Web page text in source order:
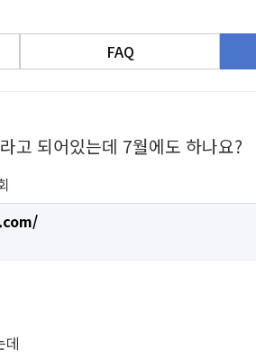
FAQ
고 되어있는데 7월에도 하나요?
데